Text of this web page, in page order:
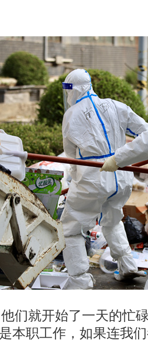
就开始了一天的忙碌
本职工作，如果连我